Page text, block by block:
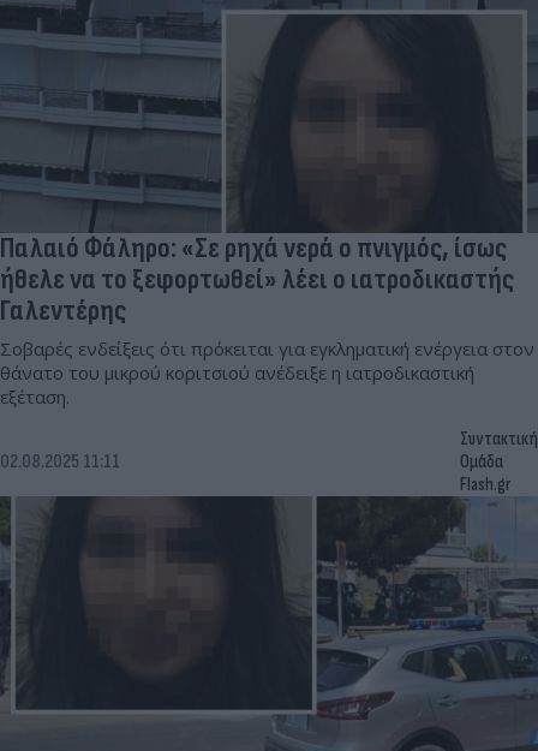
Παλαιό Φάληρο: «Σε ρηχά νερά ο πνιγμός, ίσως
ήθελε να το ξεφορτωθεί» λέει ο ιατροδικαστής
Γαλεντέρης
Σοβαρές ενδείξεις ότι πρόκειται για εγκληματική ενέργεια στον
θάνατο του μικρού κοριτσιού ανέδειξε η ιατροδικαστική
εξέταση.
02.08.2025 11:11
Συντακτική
Ομάδα
Flash.gr